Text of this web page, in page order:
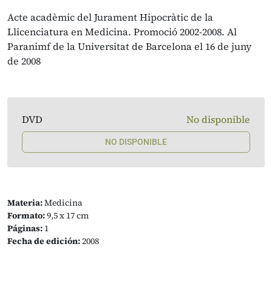
Acte acadèmic del Jurament Hipocràtic de la
Llicenciatura en Medicina. Promoció 2002-2008. Al
Paranimf de la Universitat de Barcelona el 16 de juny
de 2008
Materia:Medicina
Formato:9,5 x 17 cm
Páginas: 1
Fecha de edición:2008
DVD No disponible
NO DISPONIBLE